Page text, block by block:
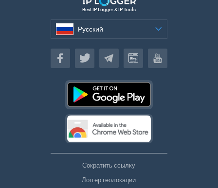
Best IP Logger & IP Tools
Русский
Русский
Сократить ссылку
Логгер геолокации